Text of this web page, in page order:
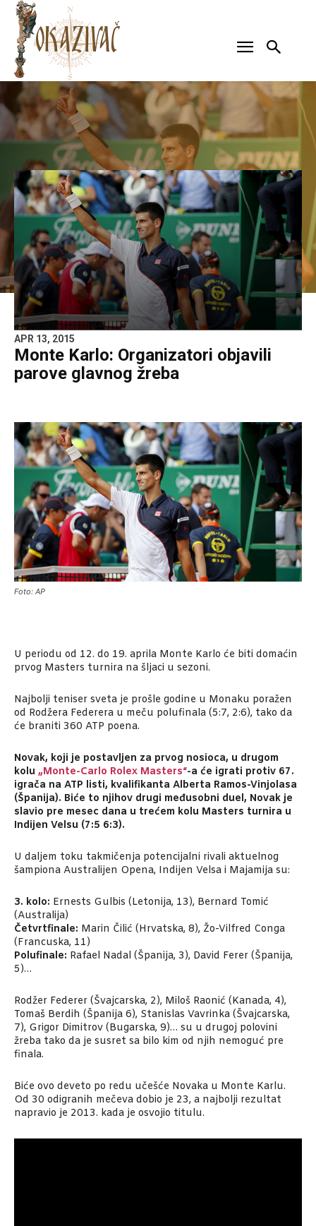
APR 13, 2015
Monte Karlo: Organizatori objavili
parove glavnog žreba
Foto: AP
U periodu od 12. do 19. aprila Monte Karlo će biti domaćin
prvog Masters turnira na šljaci u sezoni.
Najbolji teniser sveta je prošle godine u Monaku poražen
od Rodžera Federera u meču polufinala (5:7, 2:6), tako da
će braniti 360 ATP poena.
Novak, koji je postavljen za prvog nosioca, u drugom
kolu „Monte-Carlo Rolex Masters“-a će igrati protiv 67.
igrača na ATP listi, kvalifikanta Alberta Ramos-Vinjolasa
(Španija). Biće to njihov drugi međusobni duel, Novak je
slavio pre mesec dana u trećem kolu Masters turnira u
Indijen Velsu (7:5 6:3).
U daljem toku takmičenja potencijalni rivali aktuelnog
šampiona Australijen Opena, Indijen Velsa i Majamija su:
3. kolo: Ernests Gulbis (Letonija, 13), Bernard Tomić
(Australija)
Četvrtfinale: Marin Čilić (Hrvatska, 8), Žo-Vilfred Conga
(Francuska, 11)
Polufinale: Rafael Nadal (Španija, 3), David Ferer (Španija,
5)…
Rodžer Federer (Švajcarska, 2), Miloš Raonić (Kanada, 4),
Tomaš Berdih (Španija 6), Stanislas Vavrinka (Švajcarska,
7), Grigor Dimitrov (Bugarska, 9)… su u drugoj polovini
žreba tako da je susret sa bilo kim od njih nemoguć pre
finala.
Biće ovo deveto po redu učešće Novaka u Monte Karlu.
Od 30 odigranih mečeva dobio je 23, a najbolji rezultat
napravio je 2013. kada je osvojio titulu.